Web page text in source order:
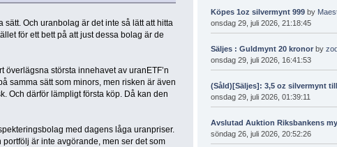
Och uranbolag är det inte så lätt att hitta
för ett bett på att just dessa bolag är de
största innehavet av uranETF’n
samma sätt som minors, men risken är även
Och därför lämpligt första köp. Då kan den
med dagens låga uranpriser.
är inte avgörande, men ser det som
Köpes 1oz silvermynt 999 by
onsdag 29, juli 2026, 21:18:45
Säljes : Guldmynt 20 kronorby
onsdag 29, juli 2026, 16:41:53
(Såld)[Säljes]: 3,5 oz silvermynt
onsdag 29, juli 2026, 01:39:11
Avslutad Auktion Riksbankens
söndag 26, juli 2026, 20:52:26